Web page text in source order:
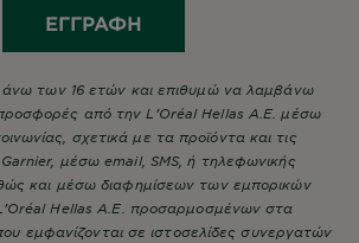
ΕΓΓΡΑΦΉ
άνω των 16 ετών και επιθυμώ να λαμβάνω
από την L’Oréal Hellas A.E. μέσω
σχετικά με τα προϊόντα και τις
μέσω email, SMS, ή τηλεφωνικής
και μέσω διαφημίσεων των εμπορικών
Hellas A.E. προσαρμοσμένων στα
εμφανίζονται σε ιστοσελίδες συνεργατών